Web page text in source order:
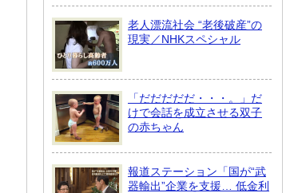
老人漂流社会 “老後破産”の
現実／NHKスペシャル
「だだだだだ・・・。」だ
けで会話を成立させる双子
の赤ちゃん
報道ステーション「国が“武
器輸出”企業を支援… 低金利